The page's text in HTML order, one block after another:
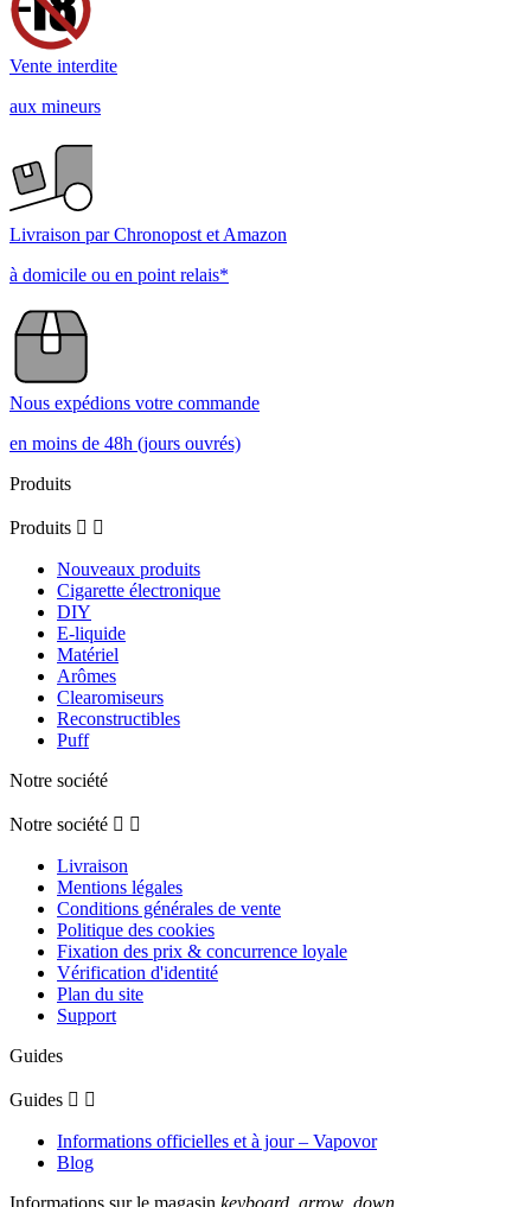
Vente interdite
aux mineurs
Livraison par Chronopost et Amazon
à domicile ou en point relais*
Nous expédions votre commande
en moins de 48h (jours ouvrés)
Produits
Produits  
Nouveaux produits
Cigarette électronique
DIY
E-liquide
Matériel
Arômes
Clearomiseurs
Reconstructibles
Puff
Notre société
Notre société  
Livraison
Mentions légales
Conditions générales de vente
Politique des cookies
Fixation des prix & concurrence loyale
Vérification d'identité
Plan du site
Support
Guides
Guides  
Informations officielles et à jour – Vapovor
Blog
Informations sur le magasin keyboard_arrow_down